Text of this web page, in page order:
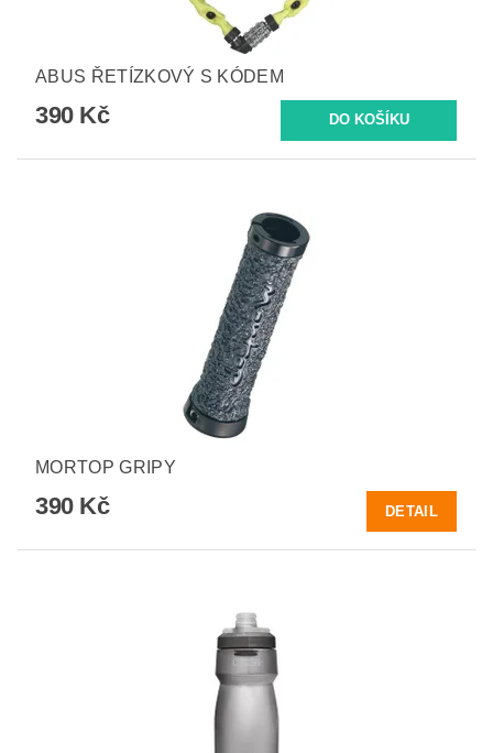
ABUS ŘETÍZKOVÝ S KÓDEM
390 Kč
MORTOP GRIPY
390 Kč DETAIL